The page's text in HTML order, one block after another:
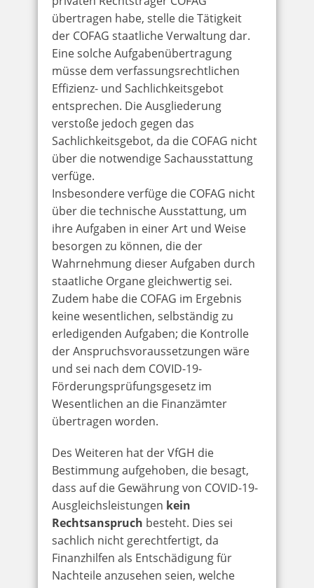
übertragen habe, stelle die Tätigkeit
der COFAG staatliche Verwaltung dar.
Eine solche Aufgabenübertragung
müsse dem verfassungsrechtlichen
Effizienz- und Sachlichkeitsgebot
entsprechen. Die Ausgliederung
verstoße jedoch gegen das
Sachlichkeitsgebot, da die COFAG nicht
über die notwendige Sachausstattung
verfüge.
Insbesondere verfüge die COFAG nicht
über die technische Ausstattung, um
ihre Aufgaben in einer Art und Weise
besorgen zu können, die der
Wahrnehmung dieser Aufgaben durch
staatliche Organe gleichwertig sei.
Zudem habe die COFAG im Ergebnis
keine wesentlichen, selbständig zu
erledigenden Aufgaben; die Kontrolle
der Anspruchsvoraussetzungen wäre
und sei nach dem COVID-19-
Förderungsprüfungsgesetz im
Wesentlichen an die Finanzämter
übertragen worden.
Des Weiteren hat der VfGH die
Bestimmung aufgehoben, die besagt,
dass auf die Gewährung von COVID-19-
Ausgleichsleistungen kein
Rechtsanspruch besteht. Dies sei
sachlich nicht gerechtfertigt, da
Finanzhilfen als Entschädigung für
Nachteile anzusehen seien, welche